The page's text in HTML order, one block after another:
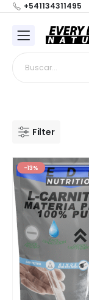
+541134311495
Filter
-13%